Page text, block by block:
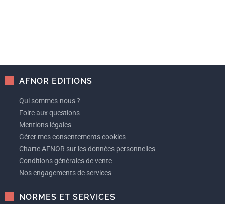
AFNOR EDITIONS
Qui sommes-nous ?
Foire aux questions
Mentions légales
Gérer mes consentements cookies
Charte AFNOR sur les données personnelles
Conditions générales de vente
Nos engagements de services
NORMES ET SERVICES